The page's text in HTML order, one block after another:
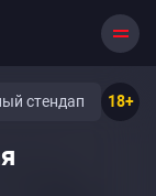
18+
стендап